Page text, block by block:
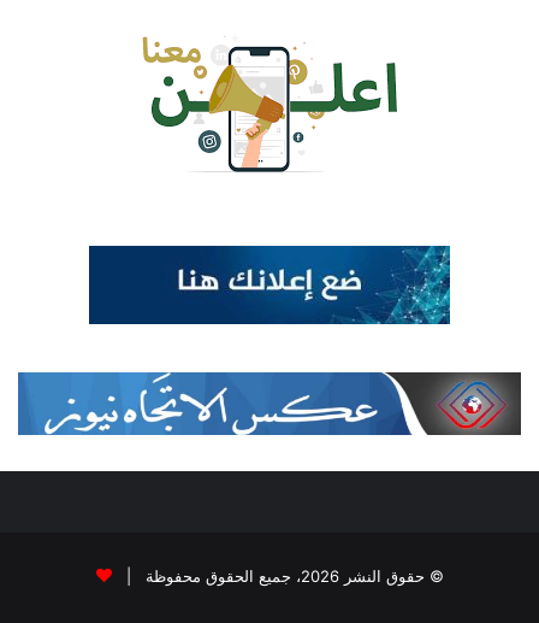
© حقوق النشر 2026، جميع الحقوق محفوظة |